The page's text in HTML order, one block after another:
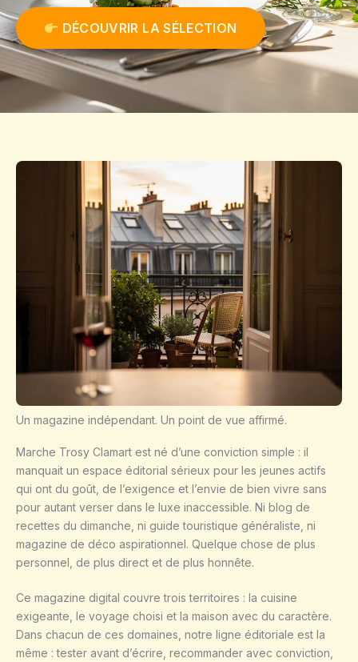
DÉCOUVRIR LA SÉLECTION
Un magazine indépendant. Un point de vue affirmé.
Marche Trosy Clamart est né d’une conviction simple : il
manquait un espace éditorial sérieux pour les jeunes actifs
qui ont du goût, de l’exigence et l’envie de bien vivre sans
pour autant verser dans le luxe inaccessible. Ni blog de
recettes du dimanche, ni guide touristique généraliste, ni
magazine de déco aspirationnel. Quelque chose de plus
personnel, de plus direct et de plus honnête.
Ce magazine digital couvre trois territoires : la cuisine
exigeante, le voyage choisi et la maison avec du caractère.
Dans chacun de ces domaines, notre ligne éditoriale est la
même : tester avant d’écrire, recommander avec conviction,